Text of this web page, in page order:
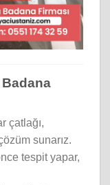
çatlağı,
sunarız.
tespit yapar,